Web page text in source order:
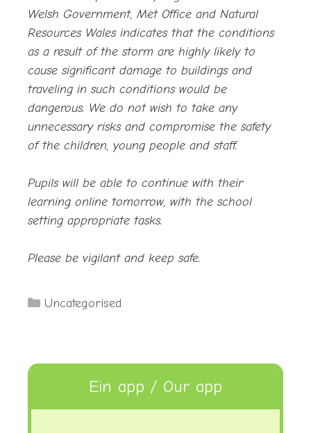
Welsh Government, Met Office and Natural
Resources Wales indicates that the conditions
as a result of the storm are highly likely to
cause significant damage to buildings and
traveling in such conditions would be
dangerous. We do not wish to take any
unnecessary risks and compromise the safety
of the children, young people and staff.
Pupils will be able to continue with their
learning online tomorrow, with the school
setting appropriate tasks.
Please be vigilant and keep safe.
Categories
Uncategorised
Ein app / Our app